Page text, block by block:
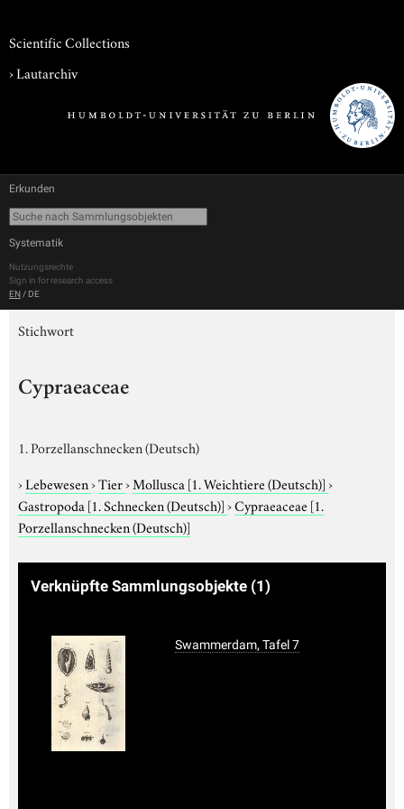
Scientific Collections
›Lautarchiv
Erkunden
Systematik
Nutzungsrechte
Sign in for research access
EN / DE
Stichwort
Cypraeaceae
1. Porzellanschnecken (Deutsch)
›Lebewesen›Tier›Mollusca [1. Weichtiere (Deutsch)]›
Gastropoda [1. Schnecken (Deutsch)]›Cypraeaceae [1.
Porzellanschnecken (Deutsch)]
Verknüpfte Sammlungsobjekte (1)
Swammerdam, Tafel 7